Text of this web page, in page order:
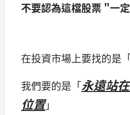
不要認為這檔股票 "一
在投資市場上要找的是
我們要的是「永遠站
位置」